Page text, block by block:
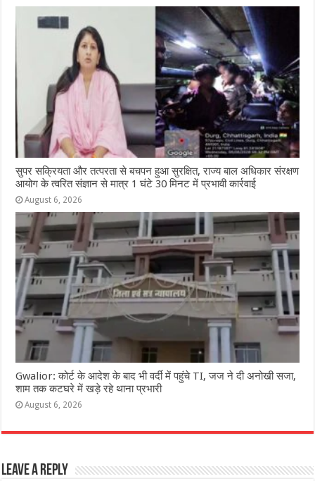
सुपर सक्रियता और तत्परता से बचपन हुआ सुरक्षित, राज्य बाल अधिकार संरक्षण
आयोग के त्वरित संज्ञान से मात्र 1 घंटे 30 मिनट में प्रभावी कार्रवाई
August 6, 2026
Gwalior: कोर्ट के आदेश के बाद भी वर्दी में पहुंचे TI, जज ने दी अनोखी सजा,
शाम तक कटघरे में खड़े रहे थाना प्रभारी
August 6, 2026
Leave a Reply